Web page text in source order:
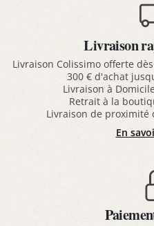
Livraison
Livraison Colissimo offerte
300 € d'achat
Livraison à
Retrait à la
Livraison de proximité
En